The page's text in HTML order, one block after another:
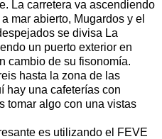
La carretera va ascendiendo
mar abierto, Mugardos y el
se divisa La
un puerto exterior en
cambio de su fisonomía.
hasta la zona de las
hay una cafeterías con
tomar algo con una vistas
es utilizando el FEVE